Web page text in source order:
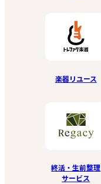
楽器リユース
終活・生前整理
サービス